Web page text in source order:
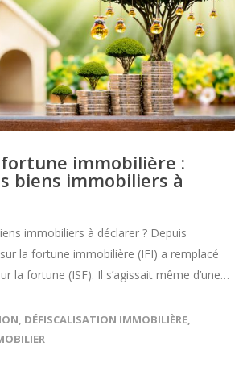
immobilière :
biens immobiliers à
immobiliers à déclarer ? Depuis
sur la fortune immobilière (IFI) a remplacé
la fortune (ISF). Il s’agissait même d’une…
, DÉFISCALISATION IMMOBILIÈRE,